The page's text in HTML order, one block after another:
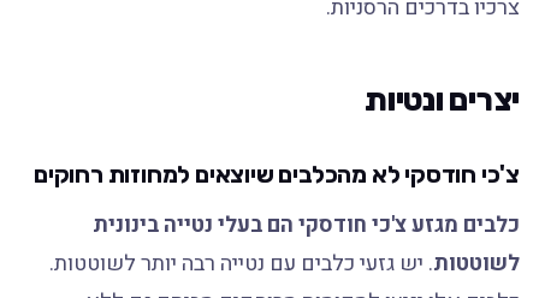
צרכיו בדרכים הרסניות.
יצרים ונטיות
צ'כי חודסקי לא מהכלבים שיוצאים למחוזות רחוקים
כלבים מגזע צ'כי חודסקי הם בעלי נטייה בינונית
לשוטטות. יש גזעי כלבים עם נטייה רבה יותר לשוטטות.